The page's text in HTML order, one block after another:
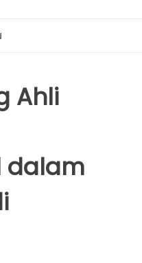
Ahli
dalam